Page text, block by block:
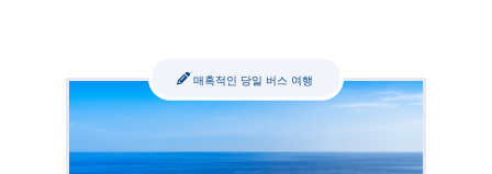
매혹적인 당일 버스 여행